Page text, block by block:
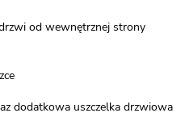
od wewnętrznej strony
dodatkowa uszczelka drzwiowa